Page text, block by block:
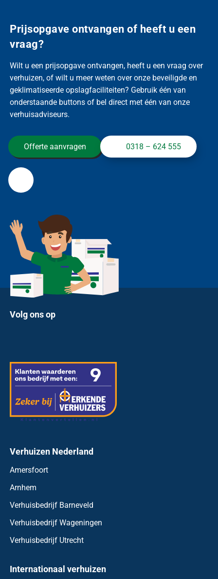
Prijsopgave ontvangen of heeft u een
vraag?
Wilt u een prijsopgave ontvangen, heeft u een vraag over
verhuizen, of wilt u meer weten over onze beveiligde en
geklimatiseerde opslagfaciliteiten? Gebruik één van
onderstaande buttons of bel direct met één van onze
verhuisadviseurs.
Offerte aanvragen 0318 – 624 555
Volg ons op
Verhuizen Nederland
Amersfoort
Arnhem
Verhuisbedrijf Barneveld
Verhuisbedrijf Wageningen
Verhuisbedrijf Utrecht
Internationaal verhuizen